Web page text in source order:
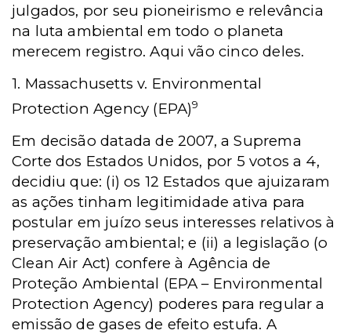
julgados, por seu pioneirismo e relevância
na luta ambiental em todo o planeta
merecem registro. Aqui vão cinco deles.
1. Massachusetts v. Environmental
Protection Agency (EPA)9
Em decisão datada de 2007, a Suprema
Corte dos Estados Unidos, por 5 votos a 4,
decidiu que: (i) os 12 Estados que ajuizaram
as ações tinham legitimidade ativa para
postular em juízo seus interesses relativos à
preservação ambiental; e (ii) a legislação (o
Clean Air Act) confere à Agência de
Proteção Ambiental (EPA – Environmental
Protection Agency) poderes para regular a
emissão de gases de efeito estufa. A